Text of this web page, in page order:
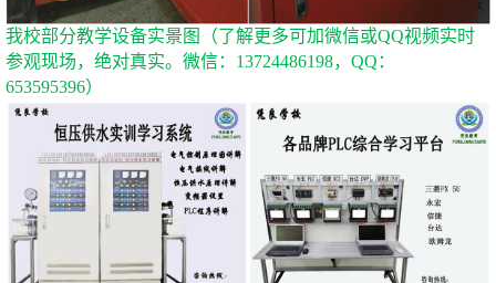
我校部分教学设备实景图（了解更多可加微信或QQ视频实时
参观现场，绝对真实。微信：13724486198，QQ：
653595396）